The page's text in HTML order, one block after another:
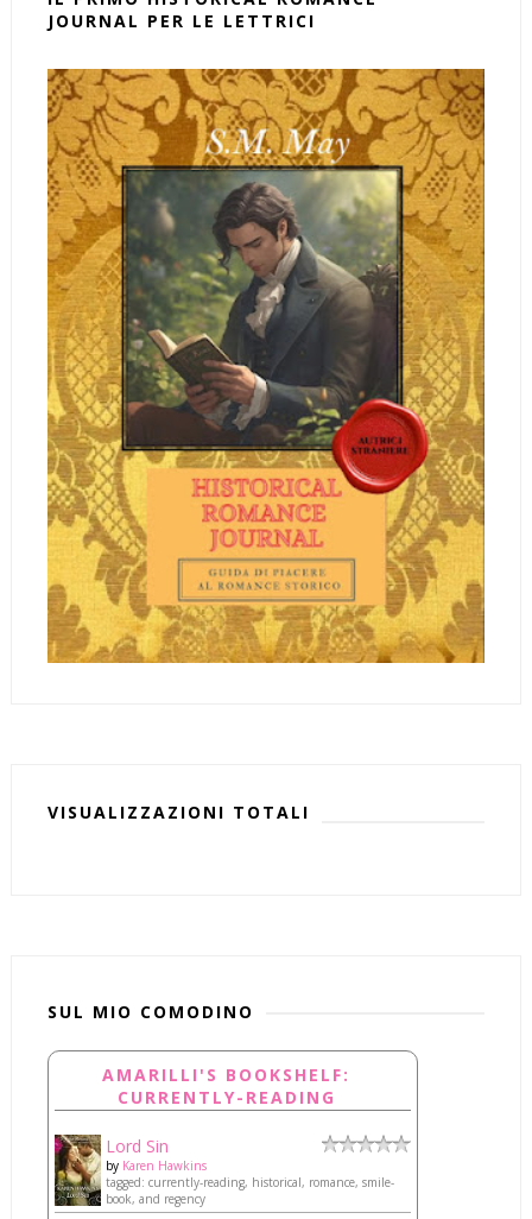
JOURNAL PER LE LETTRICI
VISUALIZZAZIONI TOTALI
SUL MIO COMODINO
AMARILLI'S BOOKSHELF:
CURRENTLY-READING
Lord Sin
by Karen Hawkins
tagged: currently-reading, historical, romance, smile-
book, and regency